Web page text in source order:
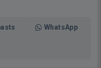
WhatsApp